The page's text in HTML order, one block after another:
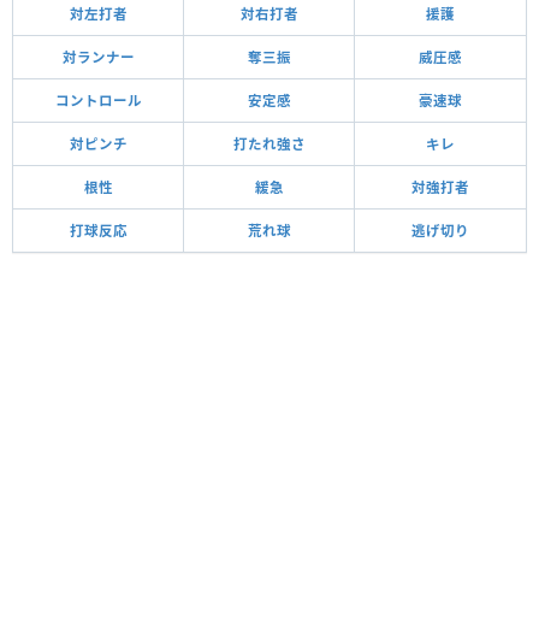
対左打者 対右打者 援護
対ランナー 奪三振 威圧感
コントロール 安定感 豪速球
対ピンチ 打たれ強さ キレ
根性 緩急 対強打者
打球反応 荒れ球 逃げ切り